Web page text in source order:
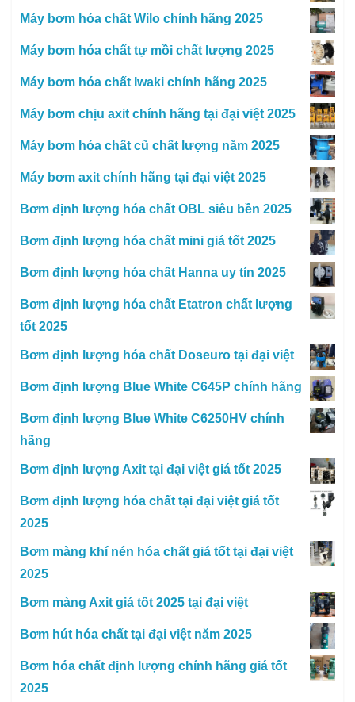
Máy bơm hóa chất Wilo chính hãng 2025
Máy bơm hóa chất tự mồi chất lượng 2025
Máy bơm hóa chất Iwaki chính hãng 2025
Máy bơm chịu axit chính hãng tại đại việt 2025
Máy bơm hóa chất cũ chất lượng năm 2025
Máy bơm axit chính hãng tại đại việt 2025
Bơm định lượng hóa chất OBL siêu bền 2025
Bơm định lượng hóa chất mini giá tốt 2025
Bơm định lượng hóa chất Hanna uy tín 2025
Bơm định lượng hóa chất Etatron chất lượng
tốt 2025
Bơm định lượng hóa chất Doseuro tại đại việt
Bơm định lượng Blue White C645P chính hãng
Bơm định lượng Blue White C6250HV chính
hãng
Bơm định lượng Axit tại đại việt giá tốt 2025
Bơm định lượng hóa chất tại đại việt giá tốt
2025
Bơm màng khí nén hóa chất giá tốt tại đại việt
2025
Bơm màng Axit giá tốt 2025 tại đại việt
Bơm hút hóa chất tại đại việt năm 2025
Bơm hóa chất định lượng chính hãng giá tốt
2025